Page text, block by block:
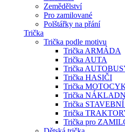
Zemědělství
Pro zamilované
Polštářky na přání
Trička
Trička podle motivu
Trička ARMÁDA
Trička AUTA
Trička
Trička HASIČI
Trička
Trička
Trička STAVEBNÍ
Trička
Trička pro